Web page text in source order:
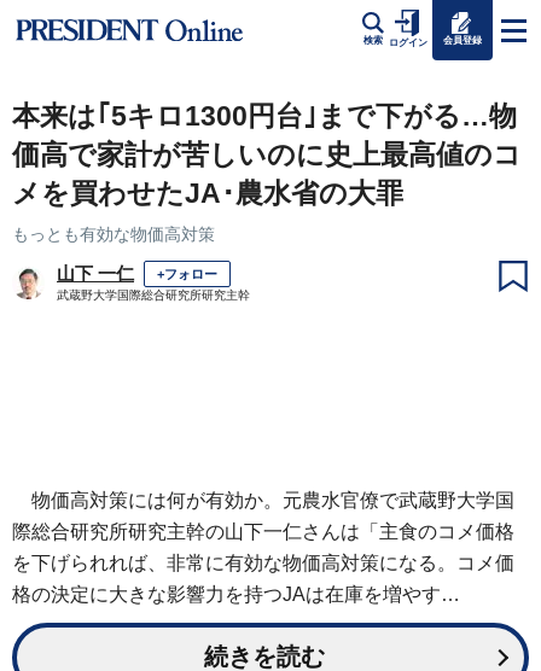
検索 ログイン 会員登録
本来は｢5キロ1300円台｣まで下がる…物
価高で家計が苦しいのに史上最高値のコ
メを買わせたJA･農水省の大罪
もっとも有効な物価高対策
山下 一仁 +フォロー
武蔵野大学国際総合研究所研究主幹
物価高対策には何が有効か。元農水官僚で武蔵野大学国
際総合研究所研究主幹の山下一仁さんは「主食のコメ価格
を下げられれば、非常に有効な物価高対策になる。コメ価
格の決定に大きな影響力を持つJAは在庫を増やす…
続きを読む